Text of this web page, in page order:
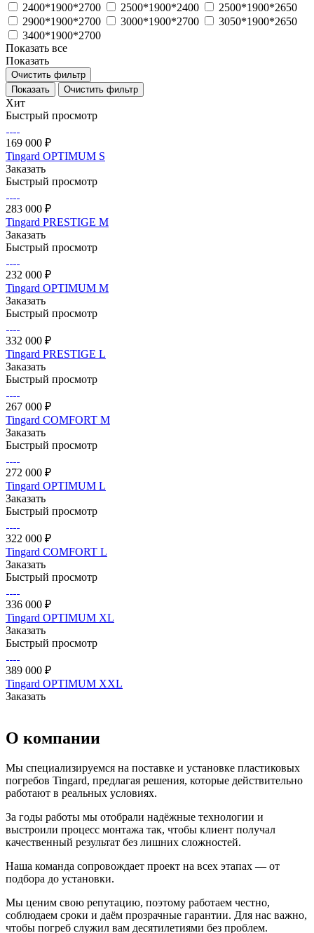
2400*1900*2700
2500*1900*2400
2500*1900*2650
2900*1900*2700
3000*1900*2700
3050*1900*2650
3400*1900*2700
Показать все
Показать
Очистить фильтр
Очистить фильтр
Хит
Быстрый просмотр
169 000 ₽
Tingard OPTIMUM S
Заказать
Быстрый просмотр
283 000 ₽
Tingard PRESTIGE M
Заказать
Быстрый просмотр
232 000 ₽
Tingard OPTIMUM M
Заказать
Быстрый просмотр
332 000 ₽
Tingard PRESTIGE L
Заказать
Быстрый просмотр
267 000 ₽
Tingard COMFORT M
Заказать
Быстрый просмотр
272 000 ₽
Tingard OPTIMUM L
Заказать
Быстрый просмотр
322 000 ₽
Tingard COMFORT L
Заказать
Быстрый просмотр
336 000 ₽
Tingard OPTIMUM XL
Заказать
Быстрый просмотр
389 000 ₽
Tingard OPTIMUM XXL
Заказать
О компании
Мы специализируемся на поставке и установке пластиковых
погребов Tingard, предлагая решения, которые действительно
работают в реальных условиях.
За годы работы мы отобрали надёжные технологии и
выстроили процесс монтажа так, чтобы клиент получал
качественный результат без лишних сложностей.
Наша команда сопровождает проект на всех этапах — от
подбора до установки.
Мы ценим свою репутацию, поэтому работаем честно,
соблюдаем сроки и даём прозрачные гарантии. Для нас важно,
чтобы погреб служил вам десятилетиями без проблем.